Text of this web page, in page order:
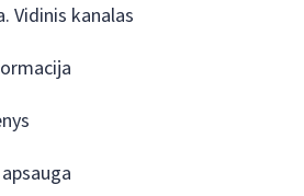
Vidinis kanalas